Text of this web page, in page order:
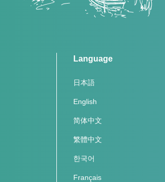
Language
日本語
English
简体中文
繁體中文
한국어
Français